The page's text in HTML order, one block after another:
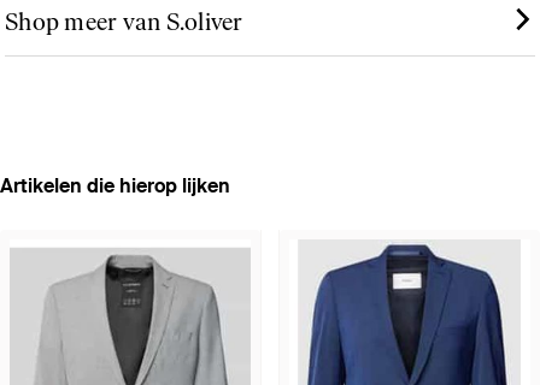
Shop meer van S.oliver
Artikelen die hierop lijken